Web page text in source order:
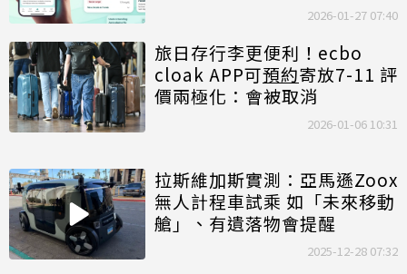
2026-01-27 07:40
旅日存行李更便利！ecbo
cloak APP可預約寄放7-11 評
價兩極化：會被取消
2026-01-06 10:31
拉斯維加斯實測：亞馬遜Zoox
無人計程車試乘 如「未來移動
艙」、有遺落物會提醒
2025-12-28 07:32